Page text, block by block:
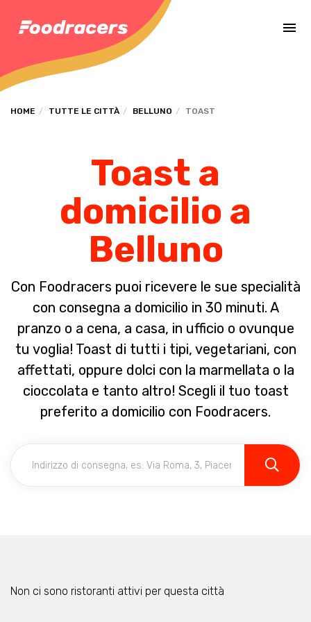
HOME TUTTE LE CITTÀ BELLUNO TOAST
Toast a
domicilio a
Belluno
Con Foodracers puoi ricevere le sue specialità
con consegna a domicilio in 30 minuti. A
pranzo o a cena, a casa, in ufficio o ovunque
tu voglia! Toast di tutti i tipi, vegetariani, con
affettati, oppure dolci con la marmellata o la
cioccolata e tanto altro! Scegli il tuo toast
preferito a domicilio con Foodracers.
Non ci sono ristoranti attivi per questa città